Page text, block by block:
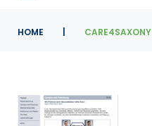
HOME CARE4SAXONY
Schlagwort:
Care4Saxony